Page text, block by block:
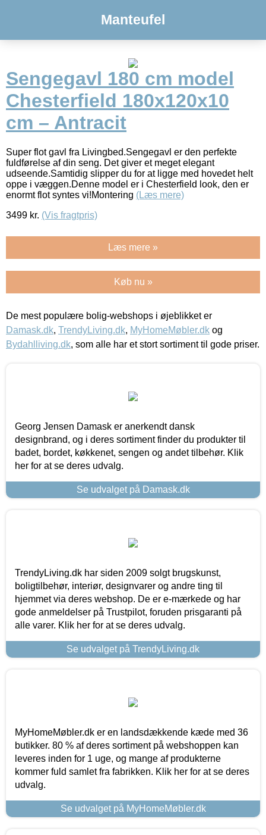
Manteufel
Sengegavl 180 cm model
Chesterfield 180x120x10
cm – Antracit
Super flot gavl fra Livingbed.Sengegavl er den perfekte
fuldførelse af din seng. Det giver et meget elegant
udseende.Samtidig slipper du for at ligge med hovedet helt
oppe i væggen.Denne model er i Chesterfield look, den er
enormt flot syntes vi!Montering (Læs mere)
3499 kr. (Vis fragtpris)
Læs mere »
Køb nu »
De mest populære bolig-webshops i øjeblikket er
Damask.dk, TrendyLiving.dk, MyHomeMøbler.dk og
Bydahlliving.dk, som alle har et stort sortiment til gode priser.
Georg Jensen Damask er anerkendt dansk
designbrand, og i deres sortiment finder du produkter til
badet, bordet, køkkenet, sengen og andet tilbehør. Klik
her for at se deres udvalg.
Se udvalget på Damask.dk
TrendyLiving.dk har siden 2009 solgt brugskunst,
boligtilbehør, interiør, designvarer og andre ting til
hjemmet via deres webshop. De er e-mærkede og har
gode anmeldelser på Trustpilot, foruden prisgaranti på
alle varer. Klik her for at se deres udvalg.
Se udvalget på TrendyLiving.dk
MyHomeMøbler.dk er en landsdækkende kæde med 36
butikker. 80 % af deres sortiment på webshoppen kan
leveres inden for 1 uge, og mange af produkterne
kommer fuld samlet fra fabrikken. Klik her for at se deres
udvalg.
Se udvalget på MyHomeMøbler.dk